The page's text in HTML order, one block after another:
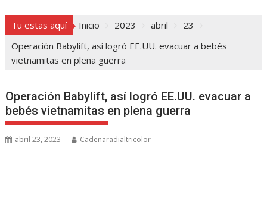
Tu estas aquí Inicio 2023 abril
23
Operación Babylift, así logró EE.UU. evacuar a bebés
vietnamitas en plena guerra
Operación Babylift, así logró EE.UU. evacuar a
bebés vietnamitas en plena guerra
abril 23, 2023 Cadenaradialtricolor